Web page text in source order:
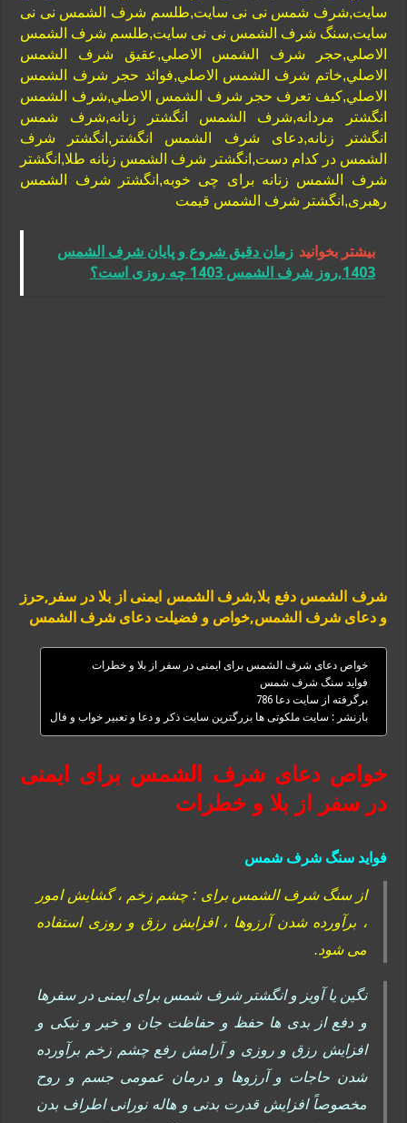
سایت,شرف شمس نی نی سایت,طلسم شرف الشمس نی نی
سایت,سنگ شرف الشمس نی نی سایت,طلسم شرف الشمس
الاصلي,حجر شرف الشمس الاصلي,عقيق شرف الشمس
الاصلي,خاتم شرف الشمس الاصلي,فوائد حجر شرف الشمس
الاصلي,كيف تعرف حجر شرف الشمس الاصلي,شرف الشمس
انگشتر مردانه,شرف الشمس انگشتر زنانه,شرف شمس
انگشتر زنانه,دعای شرف الشمس انگشتر,انگشتر شرف
الشمس در کدام دست,انگشتر شرف الشمس زنانه طلا,انگشتر
شرف الشمس زنانه برای چی خوبه,انگشتر شرف الشمس
رهبری,انگشتر شرف الشمس قیمت
بیشتر بخوانید زمان دقیق شروع و پایان شرف الشمس
1403,روز شرف الشمس 1403 چه روزی است؟
شرف الشمس دفع بلا,شرف الشمس ایمنی از بلا در سفر,حرز
و دعای شرف الشمس,خواص و فضیلت دعای شرف الشمس
خواص دعای شرف الشمس برای ایمنی در سفر از بلا و خطرات
فواید سنگ شرف شمس
برگرفته از سایت دعا 786
بازنشر : سایت ملکوتی ها بزرگترین سایت ذکر و دعا و تعبیر خواب و فال
خواص دعای شرف الشمس برای ایمنی
در سفر از بلا و خطرات
فواید سنگ شرف شمس
از سنگ شرف الشمس برای : چشم زخم ، گشایش امور
، برآورده شدن آرزوها ، افزایش رزق و روزی استفاده
می شود.
نگین یا آویز و انگشتر شرف شمس برای ایمنى در سفرها
و دفع از بدى ها حفظ و حفاظت جان و خیر و نیکى و
افزایش رزق و روزی و آرامش رفع چشم زخم برآورده
شدن حاجات و آرزوها و درمان عمومی جسم و روح
مخصوصاً افزایش قدرت بدنی و هاله نورانی اطراف بدن